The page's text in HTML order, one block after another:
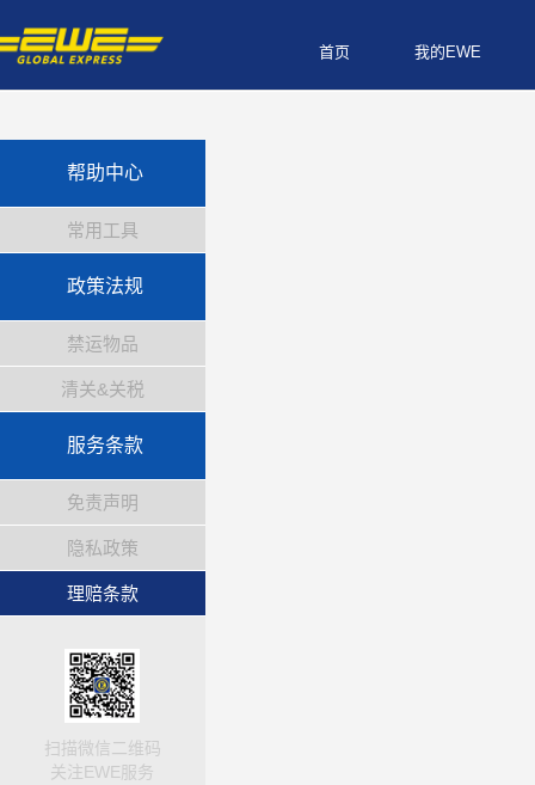
首页 我的EWE
帮助中心
常用工具
政策法规
禁运物品
清关&关税
服务条款
免责声明
隐私政策
理赔条款
扫描微信二维码
关注EWE服务